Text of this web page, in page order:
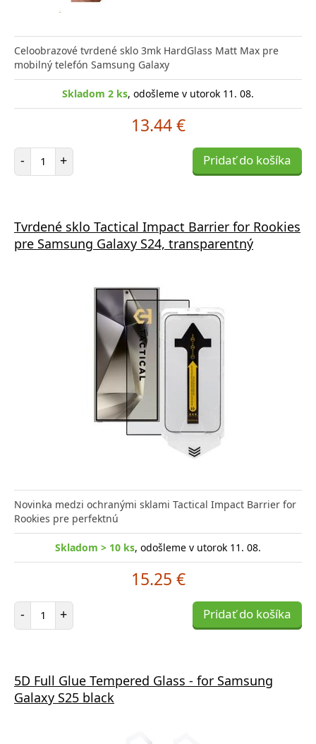
Celoobrazové tvrdené sklo 3mk HardGlass Matt Max pre
mobilný telefón Samsung Galaxy
Skladom 2 ks, odošleme v utorok 11. 08.
13.44 €
- Počet položiek
+ Pridať do košíka
Tvrdené sklo Tactical Impact Barrier for Rookies
pre Samsung Galaxy S24, transparentný
Novinka medzi ochranými sklami Tactical Impact Barrier for
Rookies pre perfektnú
Skladom > 10 ks, odošleme v utorok 11. 08.
15.25 €
- Počet položiek
+ Pridať do košíka
5D Full Glue Tempered Glass - for Samsung
Galaxy S25 black